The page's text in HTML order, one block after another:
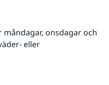
onsdagar och
eller